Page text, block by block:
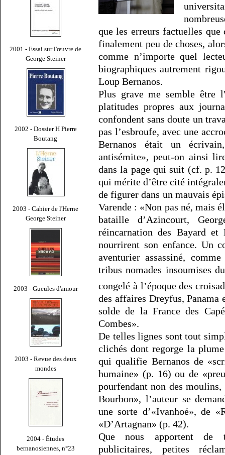
2001 - Essai sur l'œuvre de
George Steiner
2002 - Dossier H Pierre
Boutang
2003 - Cahier de l'Herne
George Steiner
2003 - Gueules d'amour
2003 - Revue des deux
mondes
2004 - Études
bernanosiennes, n°23
que les erreurs factuelles
finalement peu de choses,
comme n’importe quel
biographiques autrement
Loup Bernanos.
Plus grave me semble être
platitudes propres aux
confondent sans doute un
pas l’esbroufe, avec une
Bernanos était un
antisémite», peut-on ainsi
dans la page qui suit (cf. p.
qui mérite d’être cité
de figurer dans un mauvais
Varende : «Non pas né, mais
bataille d’Azincourt,
réincarnation des Bayard
nourrirent son enfance. Un
aventurier assassiné,
tribus nomades insoumises
congelé à l’époque des
des affaires Dreyfus,
solde de la France des
Combes».
De telles lignes sont tout
clichés dont regorge la
qui qualifie Bernanos de
humaine» (p. 16) ou de
pourfendant non des
Bourbon», l’auteur se
une sorte d’«Ivanhoé», de
«D’Artagnan» (p. 42).
Que nous apportent de
publicitaires, petites